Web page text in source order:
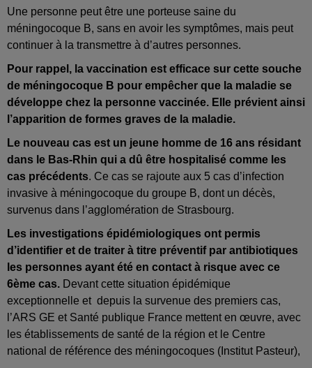
Une personne peut être une porteuse saine du
méningocoque B, sans en avoir les symptômes, mais peut
continuer à la transmettre à d’autres personnes.
Pour rappel, la vaccination est efficace sur cette souche
de méningocoque B pour empêcher que la maladie se
développe chez la personne vaccinée. Elle prévient ainsi
l’apparition de formes graves de la maladie.
Le nouveau cas est un jeune homme de 16 ans résidant
dans le Bas-Rhin qui a dû être hospitalisé comme les
cas précédents. Ce cas se rajoute aux 5 cas d’infection
invasive à méningocoque du groupe B, dont un décès,
survenus dans l’agglomération de Strasbourg.
Les investigations épidémiologiques ont permis
d’identifier et de traiter à titre préventif par antibiotiques
les personnes ayant été en contact à risque avec ce
6ème cas. Devant cette situation épidémique
exceptionnelle et depuis la survenue des premiers cas,
l’ARS GE et Santé publique France mettent en œuvre, avec
les établissements de santé de la région et le Centre
national de référence des méningocoques (Institut Pasteur),